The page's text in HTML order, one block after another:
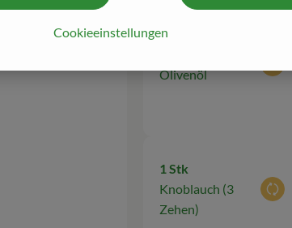
Olivenöl
1 Stk
Knoblauch (3
Zehen)
Cookieeinstellungen